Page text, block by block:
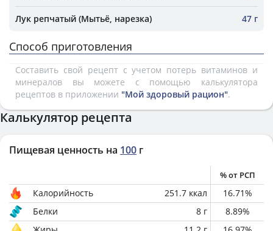
Лук репчатый (Мытьё, нарезка) 47 г
Способ приготовления
Составить свой рецепт с учетом потерь витаминов и
минералов вы можете с помощью калькулятора
рецептов в приложении "Мой здоровый рацион".
Калькулятор рецепта
Пищевая ценность на 100 г
% от РСП
Калорийность 251.7 ккал 16.71%
Белки
8 г 8.89%